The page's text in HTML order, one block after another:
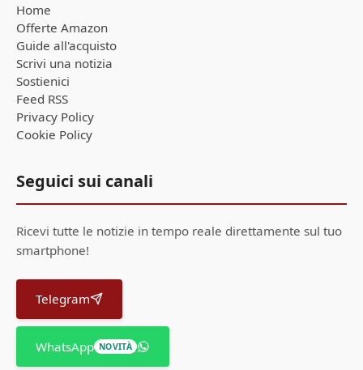
Home
Offerte Amazon
Guide all'acquisto
Scrivi una notizia
Sostienici
Feed RSS
Privacy Policy
Cookie Policy
Seguici sui canali
Ricevi tutte le notizie in tempo reale direttamente sul tuo
smartphone!
Telegram
WhatsApp NOVITÀ